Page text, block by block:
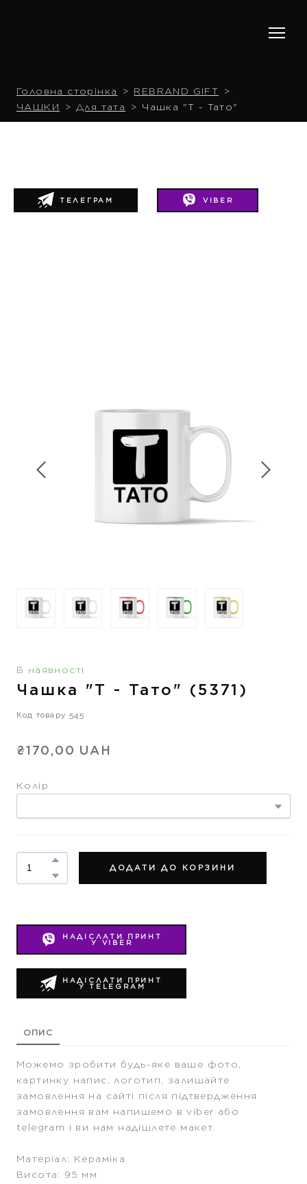
Головна сторінка
REBRAND GIFT
ЧАШКИ
Для тата Чашка "Т - Тато"
VIBER
ТЕЛЕГРАМ
В наявності
Чашка "Т - Тато" (5371)
Код товару 545
₴170,00 UAH
Колір
ДОДАТИ ДО КОРЗИНИ
НАДІСЛАТИ ПРИНТ
У VIBER
НАДІСЛАТИ ПРИНТ
У TELEGRAM
ОПИС
Можемо зробити будь-яке ваше фото,
картинку напис, логотип, залишайте
замовлення на сайті після підтвердження
замовлення вам напишемо в viber або
telegram і ви нам надішлете макет.
Матеріал: Кераміка
Висота: 95 мм